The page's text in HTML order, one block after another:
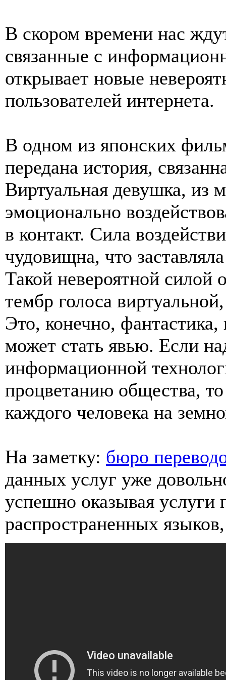
В скором времени нас
связанные с
открывает новые
пользователей интернета.
В одном из японских
передана история,
Виртуальная девушка, из
эмоционально
в контакт. Сила
чудовищна, что
Такой невероятной силой
тембр голоса
Это, конечно,
может стать явью. Если
информационной
процветанию общества,
каждого человека на
На заметку: бюро
данных услуг уже
успешно оказывая услуги
распространенных